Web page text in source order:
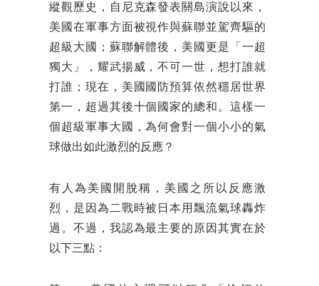
縱觀歷史，自尼克森發表關島演說以來，
美國在軍事方面被視作與蘇聯並駕齊驅的
超級大國；蘇聯解體後，美國更是「一超
獨大」，耀武揚威，不可一世，想打誰就
打誰；現在，美國國防預算依然穩居世界
第一，超過其後十個國家的總和。這樣一
個超級軍事大國，為何會對一個小小的氣
球做出如此激烈的反應？
有人為美國開脫稱，美國之所以反應激
烈，是因為二戰時被日本用飄流氣球轟炸
過。不過，我認為最主要的原因其實在於
以下三點：